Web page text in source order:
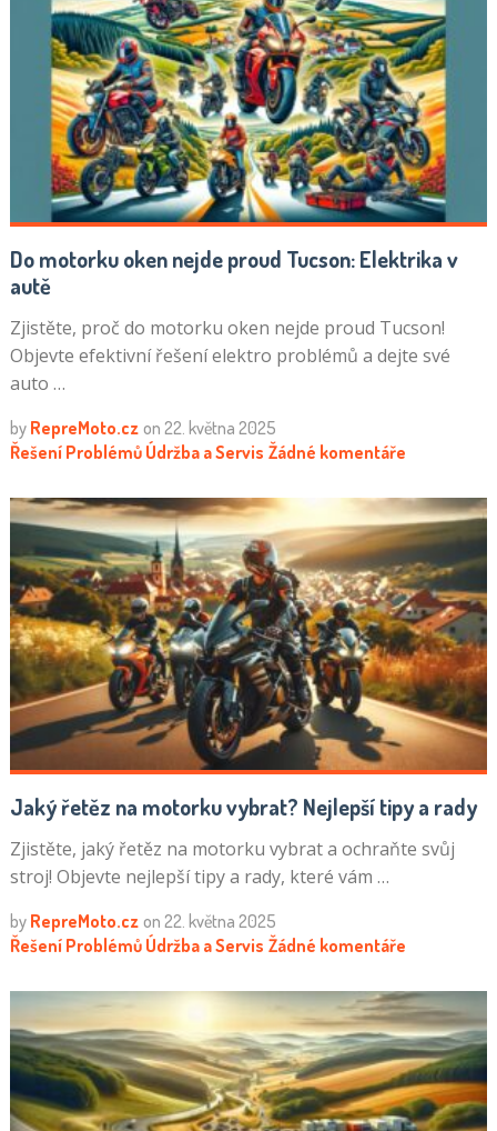
Do motorku oken nejde proud Tucson: Elektrika v
autě
Zjistěte, proč do motorku oken nejde proud Tucson!
Objevte efektivní řešení elektro problémů a dejte své
auto …
by RepreMoto.cz on 22. května 2025
Řešení Problémů Údržba a Servis Žádné komentáře
Jaký řetěz na motorku vybrat? Nejlepší tipy a rady
Zjistěte, jaký řetěz na motorku vybrat a ochraňte svůj
stroj! Objevte nejlepší tipy a rady, které vám …
by RepreMoto.cz on 22. května 2025
Řešení Problémů Údržba a Servis Žádné komentáře